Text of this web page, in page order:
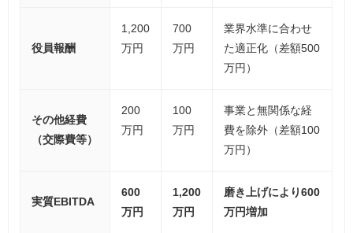
役員報酬
1,200
万円
700
万円
業界水準に合わせ
た適正化（差額500
万円）
その他経費
（交際費等）
200
万円
100
万円
事業と無関係な経
費を除外（差額100
万円）
実質EBITDA
600
万円
1,200
万円
磨き上げにより600
万円増加